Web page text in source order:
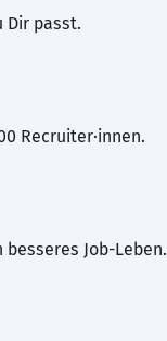
Dir passt.
Recruiter·innen.
Job-Leben.